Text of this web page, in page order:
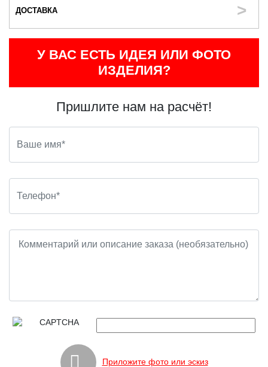
ДОСТАВКА
У ВАС ЕСТЬ ИДЕЯ ИЛИ ФОТО
ИЗДЕЛИЯ?
Пришлите нам на расчёт!
Приложите фото или эскиз